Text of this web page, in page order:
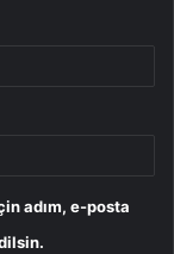
adım, e-posta